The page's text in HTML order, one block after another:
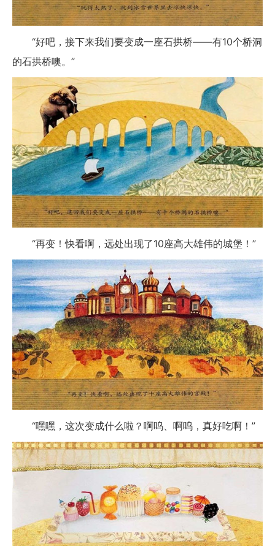
“好吧，接下来我们要变成一座石拱桥——有10个桥洞
的石拱桥噢。”
“再变！快看啊，远处出现了10座高大雄伟的城堡！”
“嘿嘿，这次变成什么啦？啊呜、啊呜，真好吃啊！”